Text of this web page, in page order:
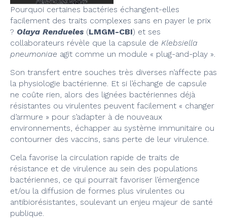
Pourquoi certaines bactéries échangent-elles
facilement des traits complexes sans en payer le prix
? Olaya Rendueles (LMGM-CBI) et ses
collaborateurs révèle que la capsule de Klebsiella
pneumoniae agit comme un module « plug-and-play ».
Son transfert entre souches très diverses n’affecte pas
la physiologie bactérienne. Et si l’échange de capsule
ne coûte rien, alors des lignées bactériennes déjà
résistantes ou virulentes peuvent facilement « changer
d’armure » pour s’adapter à de nouveaux
environnements, échapper au système immunitaire ou
contourner des vaccins, sans perte de leur virulence.
Cela favorise la circulation rapide de traits de
résistance et de virulence au sein des populations
bactériennes, ce qui pourrait favoriser l’émergence
et/ou la diffusion de formes plus virulentes ou
antibiorésistantes, soulevant un enjeu majeur de santé
publique.